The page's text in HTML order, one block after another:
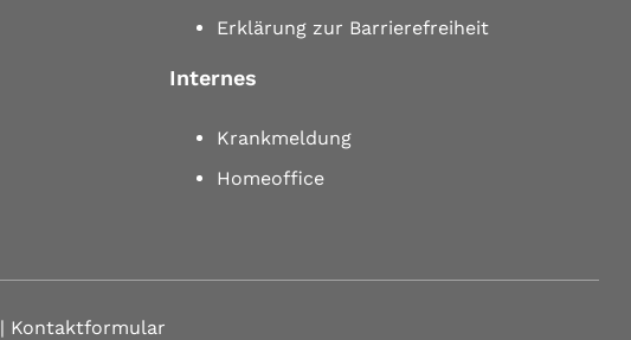
Erklärung zur Barrierefreiheit
Internes
Krankmeldung
Homeoffice
| Kontaktformular